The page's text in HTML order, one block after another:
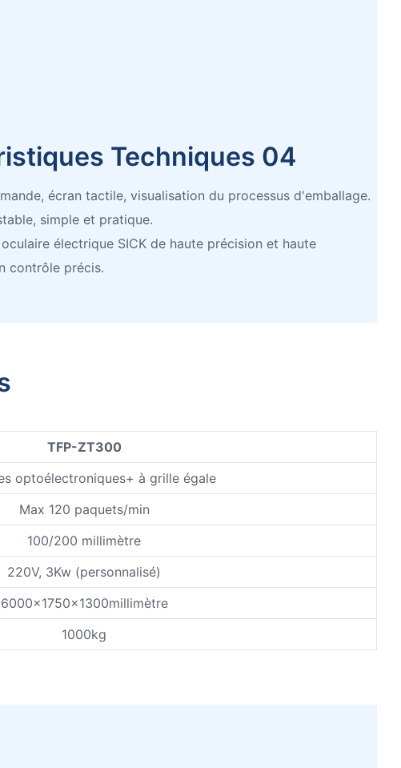
Techniques 04
écran tactile, visualisation du processus d'emballage.
simple et pratique.
électrique SICK de haute précision et haute
contrôle précis.
TFP-ZT300
optoélectroniques+ à grille égale
Max 120 paquets/min
100/200 millimètre
220V, 3Kw (personnalisé)
6000x1750x1300millimètre
1000kg